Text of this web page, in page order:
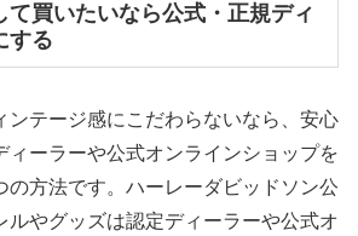
て買いたいなら公式・正規ディ
する
ンテージ感にこだわらないなら、安心
ィーラーや公式オンラインショップを
の方法です。ハーレーダビッドソン公
ルやグッズは認定ディーラーや公式オ